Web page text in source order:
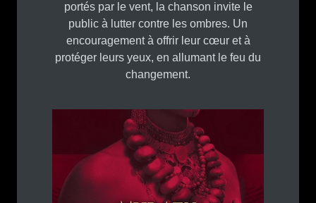
portés par le vent, la chanson invite le
public à lutter contre les ombres. Un
encouragement à offrir leur cœur et à
protéger leurs yeux, en allumant le feu du
changement.